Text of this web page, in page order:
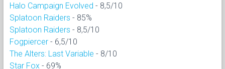
Halo Campaign Evolved - 8,5/10
Splatoon Raiders - 85%
Splatoon Raiders - 8,5/10
Fogpiercer - 6,5/10
The Alters: Last Variable - 8/10
Star Fox - 69%